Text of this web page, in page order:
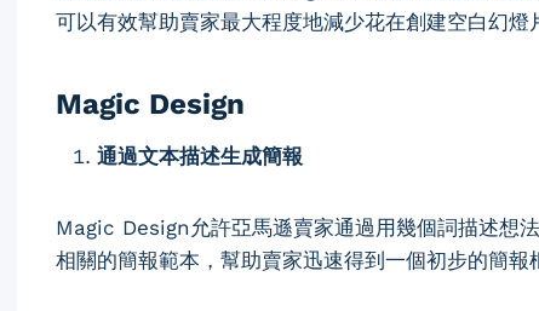
可以有效幫助賣家最大程度地減少花在創建空白幻燈
Magic Design
通過文本描述生成簡報
Magic Design允許亞馬遜賣家通過用幾個詞描述想
相關的簡報範本，幫助賣家迅速得到一個初步的簡報